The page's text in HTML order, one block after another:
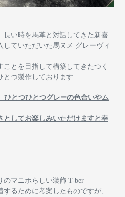
長い時を馬革と対話してきた新喜
していただいた馬ヌメ グレーヴィ
ことを目指して構築してきたつく
とつ製作しております
ひとつひとつグレーの色合いやム
としてお楽しみいただけますと幸
のマニホらしい装飾 T-ber
るために考案したものですが、